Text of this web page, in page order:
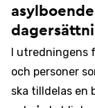
I utredningens
och personer
ska tilldelas en